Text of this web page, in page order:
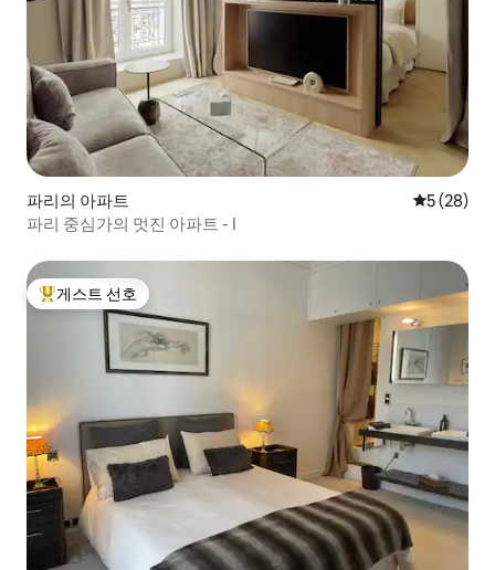
파리의 아파트 평점 5점(5
5 (28)
파리 중심가의 멋진 아파트 - I
상위 게스트 선호
게스트 선호